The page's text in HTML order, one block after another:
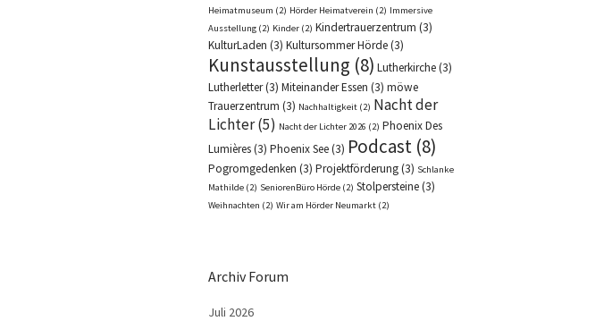
Heimatmuseum (2) Hörder Heimatverein (2) Immersive
Ausstellung (2) Kinder (2) Kindertrauerzentrum (3)
KulturLaden (3) Kultursommer Hörde(3)
Kunstausstellung (8) Lutherkirche(3)
Lutherletter(3) Miteinander Essen (3) möwe
Trauerzentrum (3) Nachhaltigkeit (2) Nacht der
Lichter(5) Nacht der Lichter 2026 (2) Phoenix Des
Lumières(3) Phoenix See(3) Podcast (8)
Pogromgedenken (3) Projektförderung(3) Schlanke
Mathilde (2) SeniorenBüro Hörde (2) Stolpersteine(3)
Weihnachten (2) Wir am Hörder Neumarkt (2)
Archiv Forum
Juli 2026